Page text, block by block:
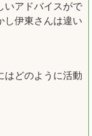
いアドバイスがで
し伊東さんは違い
はどのように活動